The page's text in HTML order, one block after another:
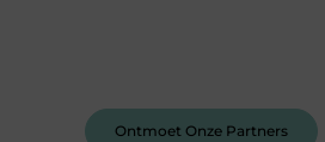
Ontmoet Onze Partners